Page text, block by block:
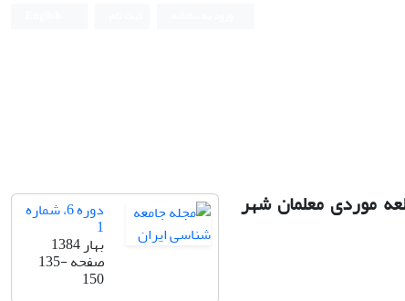
موردی معلمان شهر دوره 6، شماره
1
بهار 1384
صفحه135-
150